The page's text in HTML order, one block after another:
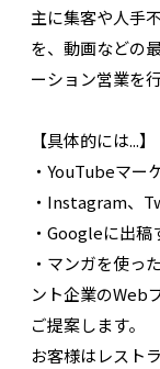
主に集客や人手
を、動画などの
ーション営業を
【具体的には...】
・YouTubeマー
・Instagram、
・Googleに出稿
・マンガを使っ
ント企業のWeb
ご提案します。
お客様はレスト